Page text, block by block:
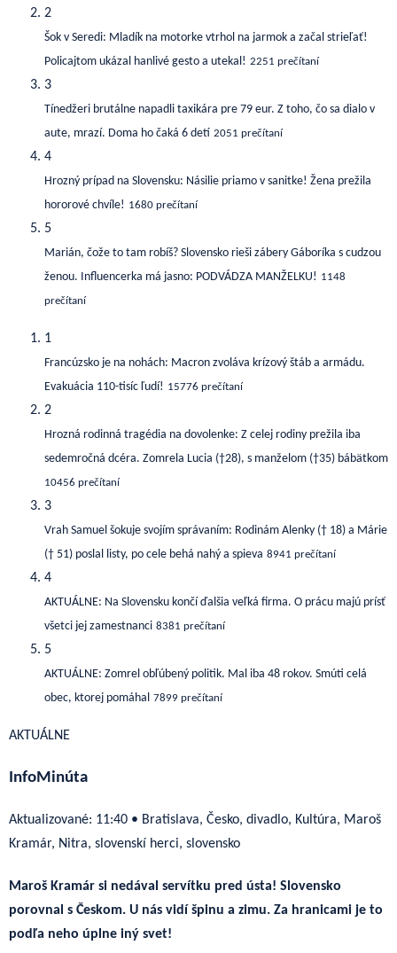
2
Šok v Seredi: Mladík na motorke vtrhol na jarmok a začal strieľať!
Policajtom ukázal hanlivé gesto a utekal! 2251 prečítaní
3
Tínedžeri brutálne napadli taxikára pre 79 eur. Z toho, čo sa dialo v
aute, mrazí. Doma ho čaká 6 detí 2051 prečítaní
4
Hrozný prípad na Slovensku: Násilie priamo v sanitke! Žena prežila
hororové chvíle! 1680 prečítaní
5
Marián, čože to tam robíš? Slovensko rieši zábery Gáboríka s cudzou
ženou. Influencerka má jasno: PODVÁDZA MANŽELKU! 1148
prečítaní
1
Francúzsko je na nohách: Macron zvoláva krízový štáb a armádu.
Evakuácia 110-tisíc ľudí! 15776 prečítaní
2
Hrozná rodinná tragédia na dovolenke: Z celej rodiny prežila iba
sedemročná dcéra. Zomrela Lucia (†28), s manželom (†35) bábätkom
10456 prečítaní
3
Vrah Samuel šokuje svojím správaním: Rodinám Alenky († 18) a Márie
(† 51) poslal listy, po cele behá nahý a spieva 8941 prečítaní
4
AKTUÁLNE: Na Slovensku končí ďalšia veľká firma. O prácu majú prísť
všetci jej zamestnanci 8381 prečítaní
5
AKTUÁLNE: Zomrel obľúbený politik. Mal iba 48 rokov. Smúti celá
obec, ktorej pomáhal
7899 prečítaní
AKTUÁLNE
InfoMinúta
Aktualizované: 11:40 • Bratislava, Česko, divadlo, Kultúra, Maroš
Kramár, Nitra, slovenskí herci, slovensko
Maroš Kramár si nedával servítku pred ústa! Slovensko
porovnal s Českom. U nás vidí špinu a zimu. Za hranicami je to
podľa neho úplne iný svet!